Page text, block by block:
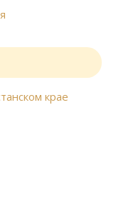
крае